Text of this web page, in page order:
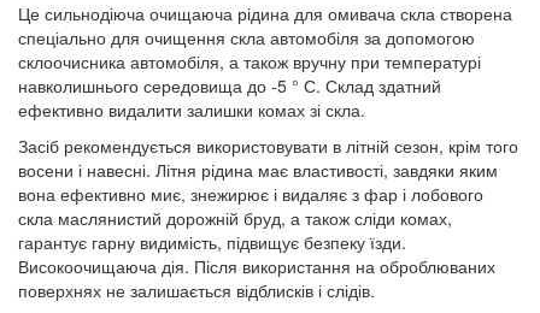
Це сильнодіюча очищаюча рідина для омивача скла створена
спеціально для очищення скла автомобіля за допомогою
склоочисника автомобіля, а також вручну при температурі
навколишнього середовища до -5 ° С. Склад здатний
ефективно видалити залишки комах зі скла.
Засіб рекомендується використовувати в літній сезон, крім того
восени і навесні. Літня рідина має властивості, завдяки яким
вона ефективно миє, знежирює і видаляє з фар і лобового
скла маслянистий дорожній бруд, а також сліди комах,
гарантує гарну видимість, підвищує безпеку їзди.
Високоочищаюча дія. Після використання на оброблюваних
поверхнях не залишається відблисків і слідів.